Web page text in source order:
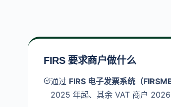
FIRS 要求商户做什么
通过 FIRS 电子发票系统（
2025 年起、其余 VAT 商户 2026